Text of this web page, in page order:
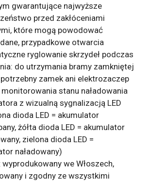
gwarantujące najwyższe
przed zakłóceniami
które mogą powodować
przypadkowe otwarcia
ryglowanie skrzydeł podczas
do utrzymania bramy zamkniętej
zamek ani elektrozaczep
stanu naładowania
z wizualną sygnalizacją LED
dioda LED = akumulator
żółta dioda LED = akumulator
zielona dioda LED =
naładowany)
we Włoszech,
i zgodny ze wszystkimi